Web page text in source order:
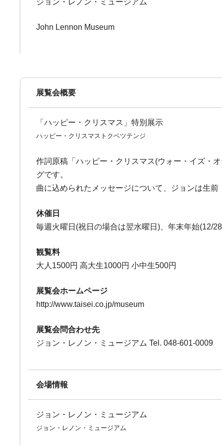
ジョン・レノン・ミュージアム
John Lennon Museum
展覧会概要
「ハッピー・クリスマス」特別展示
ハッピー・クリスマストクベツテンジ
作詞原稿「ハッピー・クリスマス(ウォー・イズ・
グです。
曲に込められたメッセージについて、ジョンは生
休催日
毎週火曜日(祝日の場合は翌水曜日)、年末年始(12/
観覧料
大人1500円 高大生1000円 小中生500円
展覧会ホームページ
http://www.taisei.co.jp/museum
展覧会問合わせ先
ジョン・レノン・ミュージアム Tel. 048-601-0009
会場情報
ジョン・レノン・ミュージアム
ジョン・レノン・ミュージアム